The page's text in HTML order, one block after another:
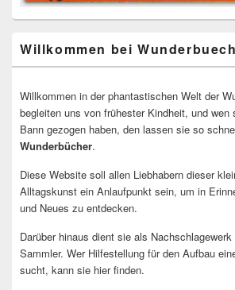
Willkommen bei
Willkommen in der phantastischen Welt der
begleiten uns von frühester Kindheit, und wen
Bann gezogen haben, den lassen sie so
Wunderbücher.
Diese Website soll allen Liebhabern dieser
Alltagskunst ein Anlaufpunkt sein, um in
und Neues zu entdecken.
Darüber hinaus dient sie als
Sammler. Wer Hilfestellung für den Aufbau
sucht, kann sie hier finden.